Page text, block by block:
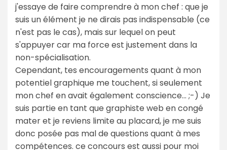
j'essaye de faire comprendre à mon chef : que je
suis un élément je ne dirais pas indispensable (ce
n'est pas le cas), mais sur lequel on peut
s'appuyer car ma force est justement dans la
non-spécialisation.
Cependant, tes encouragements quant à mon
potentiel graphique me touchent, si seulement
mon chef en avait également conscience... ;-) Je
suis partie en tant que graphiste web en congé
mater et je reviens limite au placard, je me suis
donc posée pas mal de questions quant à mes
compétences. ce concours est aussi pour moi